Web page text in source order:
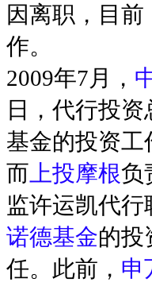
因离职，目
作。
2009年7月，
日，代行投
基金的投资
而 上投摩根负
监许运凯代行
诺德基金的投
任。此前， 申